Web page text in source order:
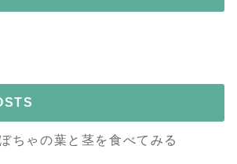
ちゃの葉と茎を食べてみる